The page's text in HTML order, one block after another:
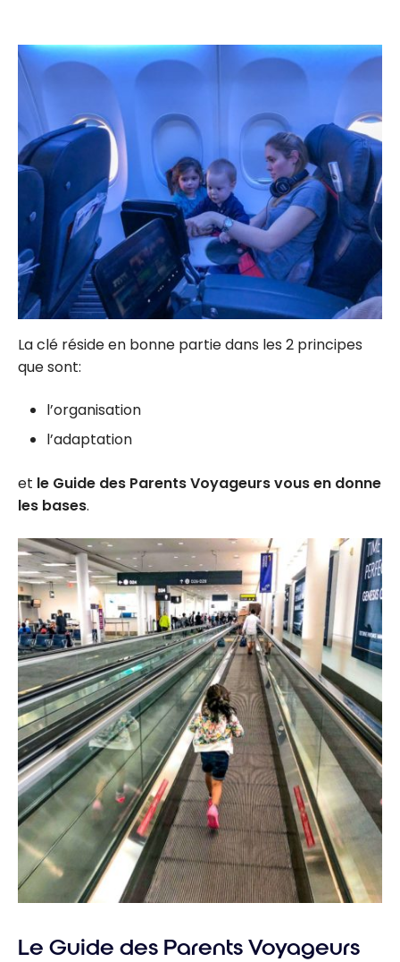
La clé réside en bonne partie dans les 2 principes
que sont:
l’organisation
l’adaptation
et le Guide des Parents Voyageurs vous en donne
les bases.
Le Guide des Parents Voyageurs